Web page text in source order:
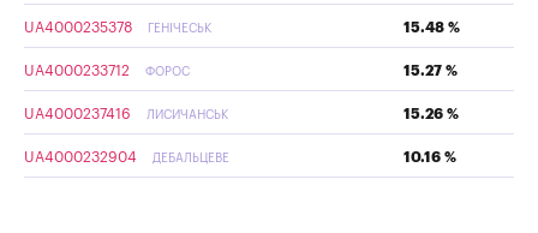
UA4000235378 ГЕНІЧЕСЬК 15.48 %
UA4000233712 ФОРОС 15.27 %
UA4000237416 ЛИСИЧАНСЬК 15.26 %
UA4000232904 ДЕБАЛЬЦЕВЕ 10.16 %